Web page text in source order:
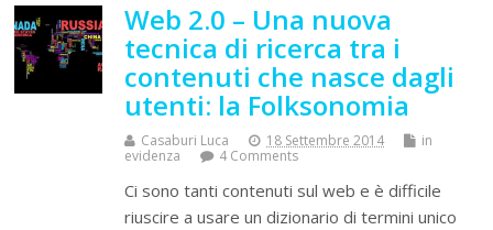
Web 2.0 – Una nuova
tecnica di ricerca tra i
contenuti che nasce dagli
utenti: la Folksonomia
Casaburi Luca 18 Settembre 2014
in
evidenza
4 Comments
Ci sono tanti contenuti sul web e è difficile
riuscire a usare un dizionario di termini unico